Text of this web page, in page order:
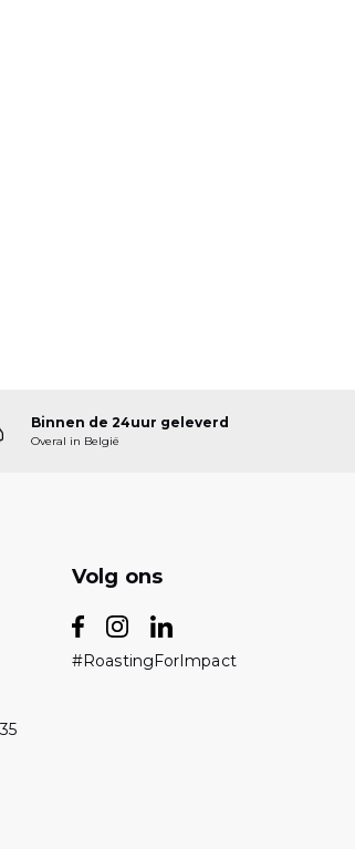
Binnen de 24uur geleverd
Overal in België
Volg ons
#RoastingForImpact